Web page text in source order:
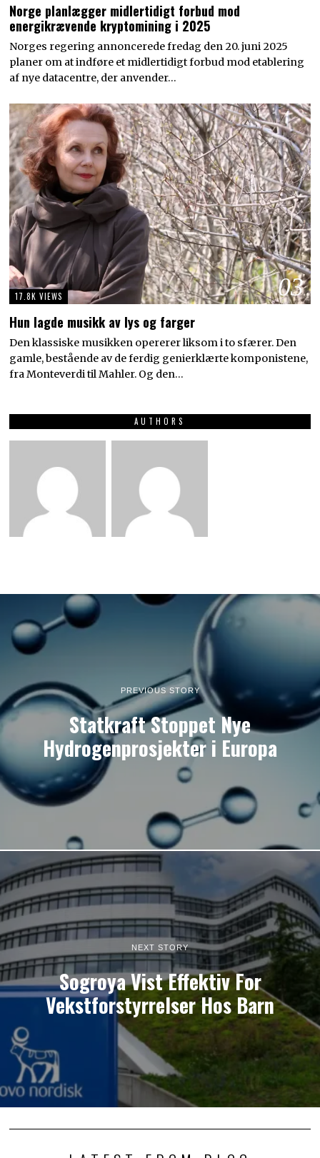
Norge planlægger midlertidigt forbud mod
energikrævende kryptomining i 2025
Norges regering annoncerede fredag den 20. juni 2025
planer om at indføre et midlertidigt forbud mod etablering
af nye datacentre, der anvender…
03
17.8K VIEWS
Hun lagde musikk av lys og farger
Den klassiske musikken opererer liksom i to sfærer. Den
gamle, bestående av de ferdig genierklærte komponistene,
fra Monteverdi til Mahler. Og den…
AUTHORS
PREVIOUS STORY
Statkraft Stoppet Nye
Hydrogenprosjekter i Europa
NEXT STORY
Sogroya Vist Effektiv For
Vekstforstyrrelser Hos Barn